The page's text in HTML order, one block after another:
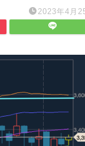
2023年4月